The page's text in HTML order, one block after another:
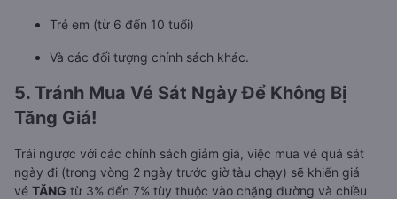
Trẻ em (từ 6 đến 10 tuổi)
Và các đối tượng chính sách khác.
5. Tránh Mua Vé Sát Ngày Để Không Bị
Tăng Giá!
Trái ngược với các chính sách giảm giá, việc mua vé quá sát
ngày đi (trong vòng 2 ngày trước giờ tàu chạy) sẽ khiến giá
vé TĂNG từ 3% đến 7% tùy thuộc vào chặng đường và chiều